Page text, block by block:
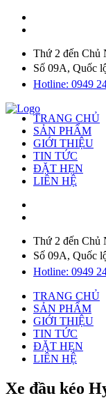
Thứ 2 đến Chủ
Số 09A, Quốc
Hotline: 0949
TRANG CHỦ
SẢN PHẨM
GIỚI THIỆU
TIN TỨC
ĐẶT HẸN
LIÊN HỆ
Thứ 2 đến Chủ
Số 09A, Quốc
Hotline: 0949
TRANG CHỦ
SẢN PHẨM
GIỚI THIỆU
TIN TỨC
ĐẶT HẸN
LIÊN HỆ
Xe đầu kéo